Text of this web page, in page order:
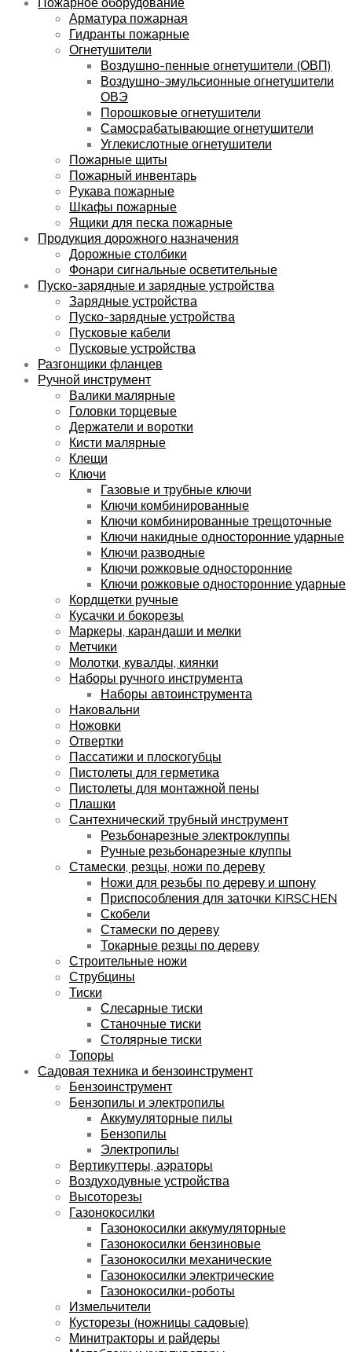
Арматура пожарная
Гидранты пожарные
Огнетушители
Воздушно-пенные огнетушители (ОВП)
Воздушно-эмульсионные огнетушители
ОВЭ
Порошковые огнетушители
Самосрабатывающие огнетушители
Углекислотные огнетушители
Пожарные щиты
Пожарный инвентарь
Рукава пожарные
Шкафы пожарные
Ящики для песка пожарные
Продукция дорожного назначения
Дорожные столбики
Фонари сигнальные осветительные
Пуско-зарядные и зарядные устройства
Зарядные устройства
Пуско-зарядные устройства
Пусковые кабели
Пусковые устройства
Разгонщики фланцев
Ручной инструмент
Валики малярные
Головки торцевые
Держатели и воротки
Кисти малярные
Клещи
Ключи
Газовые и трубные ключи
Ключи комбинированные
Ключи комбинированные трещоточные
Ключи накидные односторонние ударные
Ключи разводные
Ключи рожковые односторонние
Ключи рожковые односторонние ударные
Кордщетки ручные
Кусачки и бокорезы
Маркеры, карандаши и мелки
Метчики
Молотки, кувалды, киянки
Наборы ручного инструмента
Наборы автоинструмента
Наковальни
Ножовки
Отвертки
Пассатижи и плоскогубцы
Пистолеты для герметика
Пистолеты для монтажной пены
Плашки
Сантехнический трубный инструмент
Резьбонарезные электроклуппы
Ручные резьбонарезные клуппы
Стамески, резцы, ножи по дереву
Ножи для резьбы по дереву и шпону
Приспособления для заточки KIRSCHEN
Скобели
Стамески по дереву
Токарные резцы по дереву
Строительные ножи
Струбцины
Тиски
Слесарные тиски
Станочные тиски
Столярные тиски
Топоры
Садовая техника и бензоинструмент
Бензоинструмент
Бензопилы и электропилы
Аккумуляторные пилы
Бензопилы
Электропилы
Вертикуттеры, аэраторы
Воздуходувные устройства
Высоторезы
Газонокосилки
Газонокосилки аккумуляторные
Газонокосилки бензиновые
Газонокосилки механические
Газонокосилки электрические
Газонокосилки-роботы
Измельчители
Кусторезы (ножницы садовые)
Минитракторы и райдеры